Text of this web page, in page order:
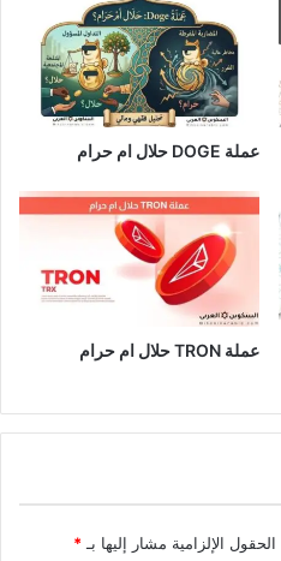
عملة DOGE حلال ام حرام
عملة TRON حلال ام حرام​
الحقول الإلزامية مشار إليها بـ *